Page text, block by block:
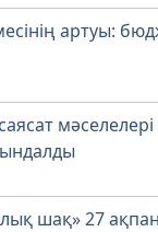
артуы:
шақ» 27